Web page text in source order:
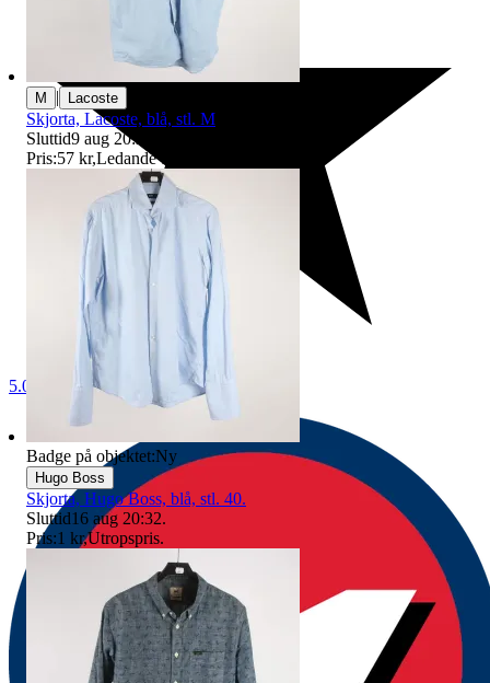
5.0
M | Lacoste
Skjorta, Lacoste, blå, stl. M
Sluttid9 aug 20:25
Pris:57 kr,Ledande bud
Badge på objektet:Ny
Hugo Boss
Skjorta, Hugo Boss, blå, stl. 40.
Sluttid16 aug 20:32.
Pris:1 kr,Utropspris.